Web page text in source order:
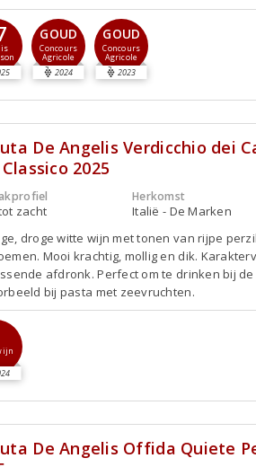
GOUD
Concours
Agricole
2024
GOUD
Concours
Agricole
2023
De Angelis Verdicchio dei
Classico 2025
zacht
Herkomst
Italië - De Marken
droge witte wijn met tonen van rijpe
Mooi krachtig, mollig en dik.
afdronk. Perfect om te drinken bij
bij pasta met zeevruchten.
De Angelis Offida Quiete